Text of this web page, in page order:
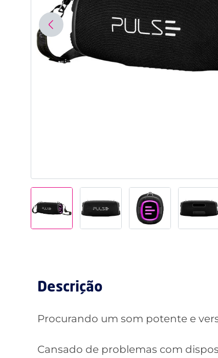
Descrição
Procurando um som potente e
Cansado de problemas com